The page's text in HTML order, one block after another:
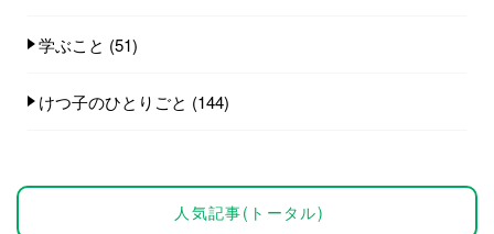
学ぶこと (51)
けつ子のひとりごと (144)
人気記事(トータル)